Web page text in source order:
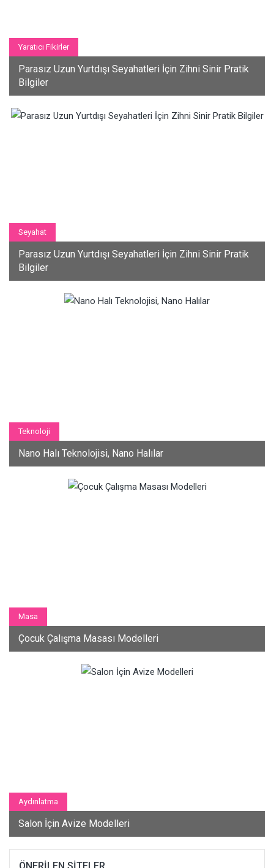
Yaratıcı Fikirler
Parasız Uzun Yurtdışı Seyahatleri İçin Zihni Sinir Pratik
Bilgiler
Seyahat
Parasız Uzun Yurtdışı Seyahatleri İçin Zihni Sinir Pratik
Bilgiler
Teknoloji
Nano Halı Teknolojisi, Nano Halılar
Masa
Çocuk Çalışma Masası Modelleri
Aydınlatma
Salon İçin Avize Modelleri